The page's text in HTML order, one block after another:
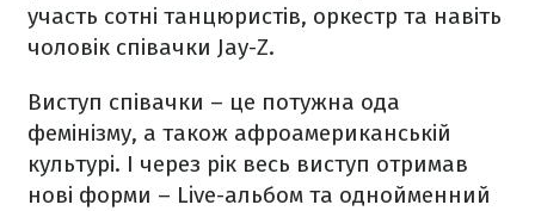
участь сотні танцюристів, оркестр та навіть
чоловік співачки Jay-Z.
Виступ співачки – це потужна ода
фемінізму, а також афроамериканській
культурі. І через рік весь виступ отримав
нові форми – Live-альбом та однойменний